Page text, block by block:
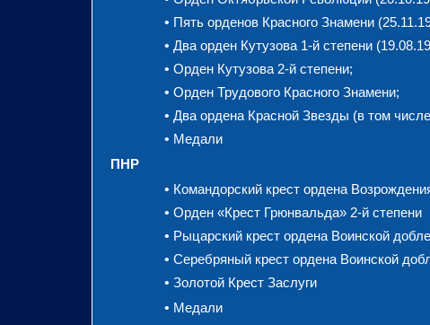
• Пять орденов Красного Знамени
• Два орден Кутузова 1-й степени
• Орден Кутузова 2-й степени;
• Орден Трудового Красного Знамени;
• Два ордена Красной Звезды (в том
• Медали
ПНР
• Командорский крест ордена
• Орден «Крест Грюнвальда» 2-й степени
• Рыцарский крест ордена Воинской
• Серебряный крест ордена Воинской
• Золотой Крест Заслуги
• Медали